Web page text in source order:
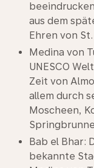
aus dem
Ehren von
Medina von
UNESCO
Zeit von
allem durch
Moscheen,
Bab el Bhar:
bekannte